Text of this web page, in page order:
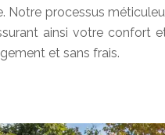
Notre processus
ainsi votre confort
et sans frais.